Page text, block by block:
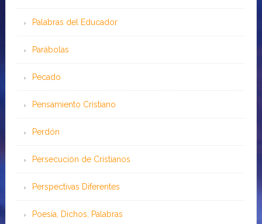
Palabras del Educador
Parábolas
Pecado
Pensamiento Cristiano
Perdón
Persecución de Cristianos
Perspectivas Diferentes
Poesía, Dichos, Palabras